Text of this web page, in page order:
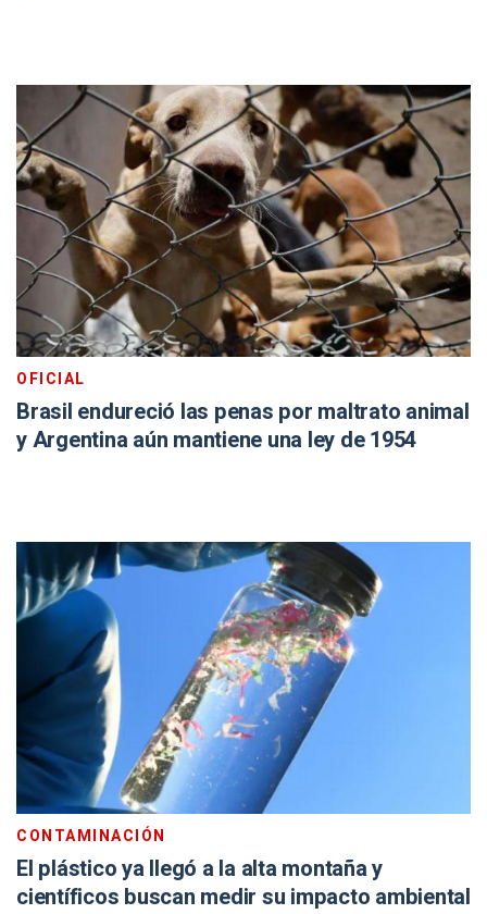
OFICIAL
Brasil endureció las penas por maltrato animal
y Argentina aún mantiene una ley de 1954
CONTAMINACIÓN
El plástico ya llegó a la alta montaña y
científicos buscan medir su impacto ambiental